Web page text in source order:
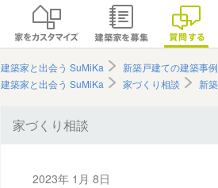
建築家と出会う SuMiKa 新築戸建ての建築事
建築家と出会う SuMiKa
家づくり相談 新
家づくり相談
2023年 1月 8日